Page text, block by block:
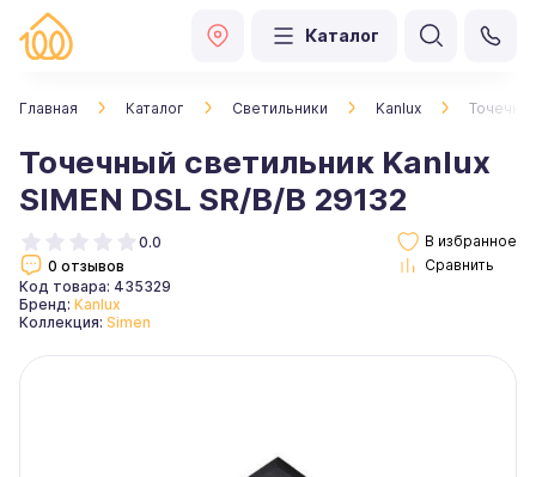
Каталог
Главная Каталог Светильники Kanlux
Точечный светильник Kanlux
SIMEN DSL SR/B/B 29132
0.0
0 отзывов
Код товара: 435329
Бренд: Kanlux
Коллекция: Simen